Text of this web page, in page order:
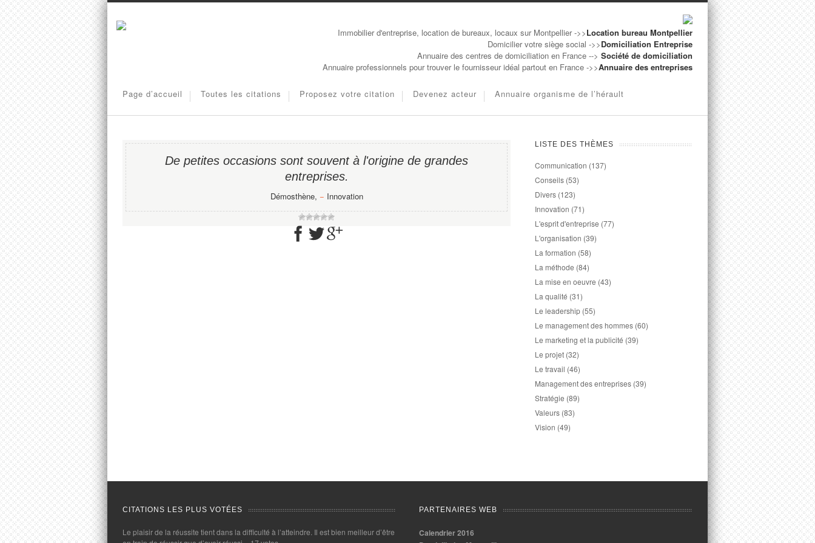
Immobilier d'entreprise, location de bureaux, locaux sur Montpellier ->>Location bureau Montpellier
Domicilier votre siège social ->>Domiciliation Entreprise
Annuaire des centres de domiciliation en France --> Société de domiciliation
Annuaire professionnels pour trouver le fournisseur idéal partout en France ->>Annuaire des entreprises
Page d’accueil Toutes les citations Proposez votre citation Devenez acteur Annuaire organisme de l’hérault
De petites occasions sont souvent à l'origine de grandes
entreprises.
Démosthène, − Innovation
LISTE DES THÈMES
Communication (137)
Conseils (53)
Divers (123)
Innovation (71)
L'esprit d'entreprise (77)
L'organisation (39)
La formation (58)
La méthode (84)
La mise en oeuvre (43)
La qualité (31)
Le leadership (55)
Le management des hommes (60)
Le marketing et la publicité (39)
Le projet (32)
Le travail (46)
Management des entreprises (39)
Stratégie (89)
Valeurs (83)
Vision (49)
CITATIONS LES PLUS VOTÉES
Le plaisir de la réussite tient dans la difficulté à l’atteindre. Il est bien meilleur d’être
PARTENAIRES WEB
Calendrier 2016